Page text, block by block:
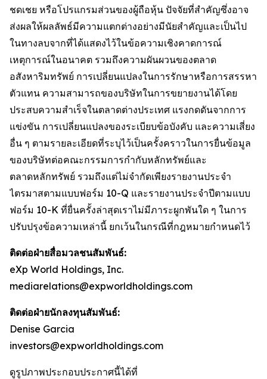
ชดเชย หรือโปรแกรมส่วนของผู้ถือหุ้น ปัจจัยที่สำคัญซึ่งอาจ
ส่งผลให้ผลลัพธ์มีความแตกต่างอย่างมีนัยสำคัญและเป็นไป
ในทางลบจากที่ได้แสดงไว้ในข้อความเชิงคาดการณ์
เหตุการณ์ในอนาคต รวมถึงความผันผวนของตลาด
อสังหาริมทรัพย์ การเปลี่ยนแปลงในการรักษาหรือการสรรหา
ตัวแทน ความสามารถของบริษัทในการขยายงานได้โดย
ประสบความสำเร็จในตลาดต่างประเทศ แรงกดดันจากการ
แข่งขัน การเปลี่ยนแปลงของระเบียบข้อบังคับ และความเสี่ยง
อื่น ๆ ตามรายละเอียดที่ระบุไว้เป็นครั้งคราวในการยื่นข้อมูล
ของบริษัทต่อคณะกรรมการกำกับหลักทรัพย์และ
ตลาดหลักทรัพย์ รวมถึงแต่ไม่จำกัดเพียงรายงานประจำ
ไตรมาสตามแบบฟอร์ม 10-Q และรายงานประจำปีตามแบบ
ฟอร์ม 10-K ที่ยื่นครั้งล่าสุดเราไม่มีภาระผูกพันใด ๆ ในการ
ปรับปรุงข้อความเหล่านี้ ยกเว้นในกรณีที่กฎหมายกำหนดไว้
ติดต่อฝ่ายสื่อมวลชนสัมพันธ์:
eXp World Holdings, Inc.
mediarelations@expworldholdings.com
ติดต่อฝ่ายนักลงทุนสัมพันธ์:
Denise Garcia
investors@expworldholdings.com
ดูรูปภาพประกอบประกาศนี้ได้ที่